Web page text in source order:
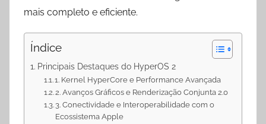
mais completo e eficiente.
Índice
Principais Destaques do HyperOS 2
1. Kernel HyperCore e Performance Avançada
2. Avanços Gráficos e Renderização Conjunta 2.0
3. Conectividade e Interoperabilidade com o
Ecossistema Apple